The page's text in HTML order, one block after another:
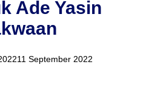
Ade Yasin
11 September 2022